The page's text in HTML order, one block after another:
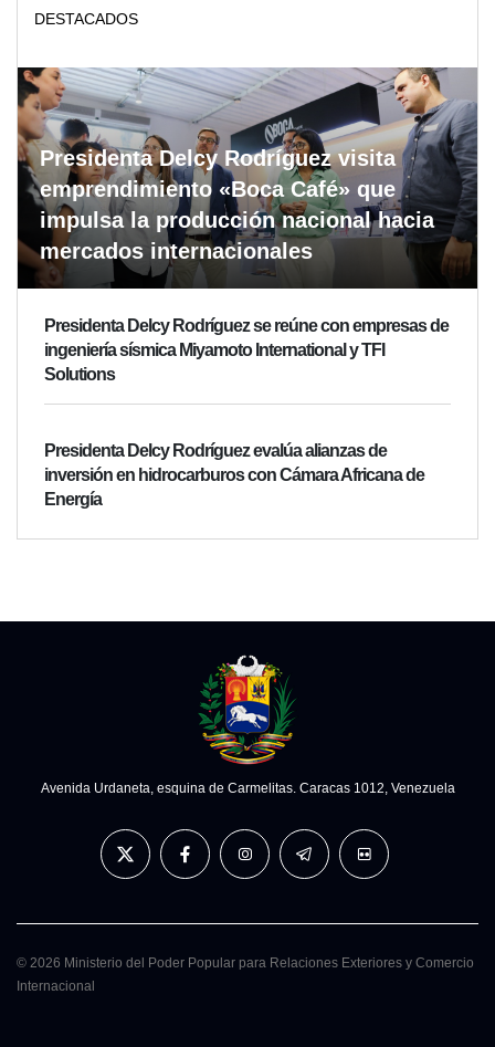
DESTACADOS
Presidenta Delcy Rodríguez visita
emprendimiento «Boca Café» que
impulsa la producción nacional hacia
mercados internacionales
Presidenta Delcy Rodríguez se reúne con empresas de
ingeniería sísmica Miyamoto International y TFI
Solutions
Presidenta Delcy Rodríguez evalúa alianzas de
inversión en hidrocarburos con Cámara Africana de
Energía
Avenida Urdaneta, esquina de Carmelitas. Caracas 1012, Venezuela
© 2026 Ministerio del Poder Popular para Relaciones Exteriores y Comercio
Internacional